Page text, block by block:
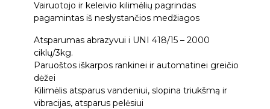
Vairuotojo ir keleivio kilimėlių pagrindas
pagamintas iš neslystančios medžiagos
Atsparumas abrazyvui i UNI 418/15 – 2000
ciklų/3kg.
Paruoštos iškarpos rankinei ir automatinei greičio
dėžei
Kilimėlis atsparus vandeniui, slopina triukšmą ir
vibracijas, atsparus pelėsiui